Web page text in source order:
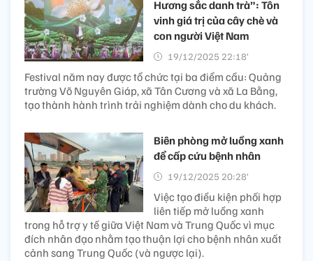
Hương sắc danh trà”: Tôn
vinh giá trị của cây chè và
con người Việt Nam
19/12/2025 22:18’
Festival năm nay được tổ chức tại ba điểm cầu: Quảng
trường Võ Nguyên Giáp, xã Tân Cương và xã La Bằng,
tạo thành hành trình trải nghiệm dành cho du khách.
Biên phòng mở luồng xanh
để cấp cứu bệnh nhân
19/12/2025 20:28’
Việc tạo điều kiện phối hợp
liên tiếp mở luồng xanh
trong hỗ trợ y tế giữa Việt Nam và Trung Quốc vì mục
đích nhân đạo nhằm tạo thuận lợi cho bệnh nhân xuất
cảnh sang Trung Quốc (và ngược lại).